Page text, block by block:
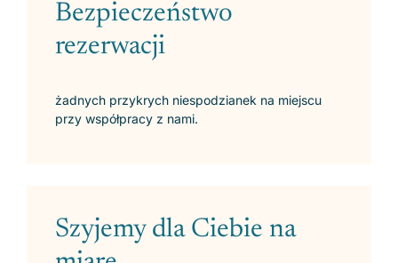
Bezpieczeństwo
rezerwacji
żadnych przykrych niespodzianek na miejscu
przy współpracy z nami.
Szyjemy dla Ciebie na